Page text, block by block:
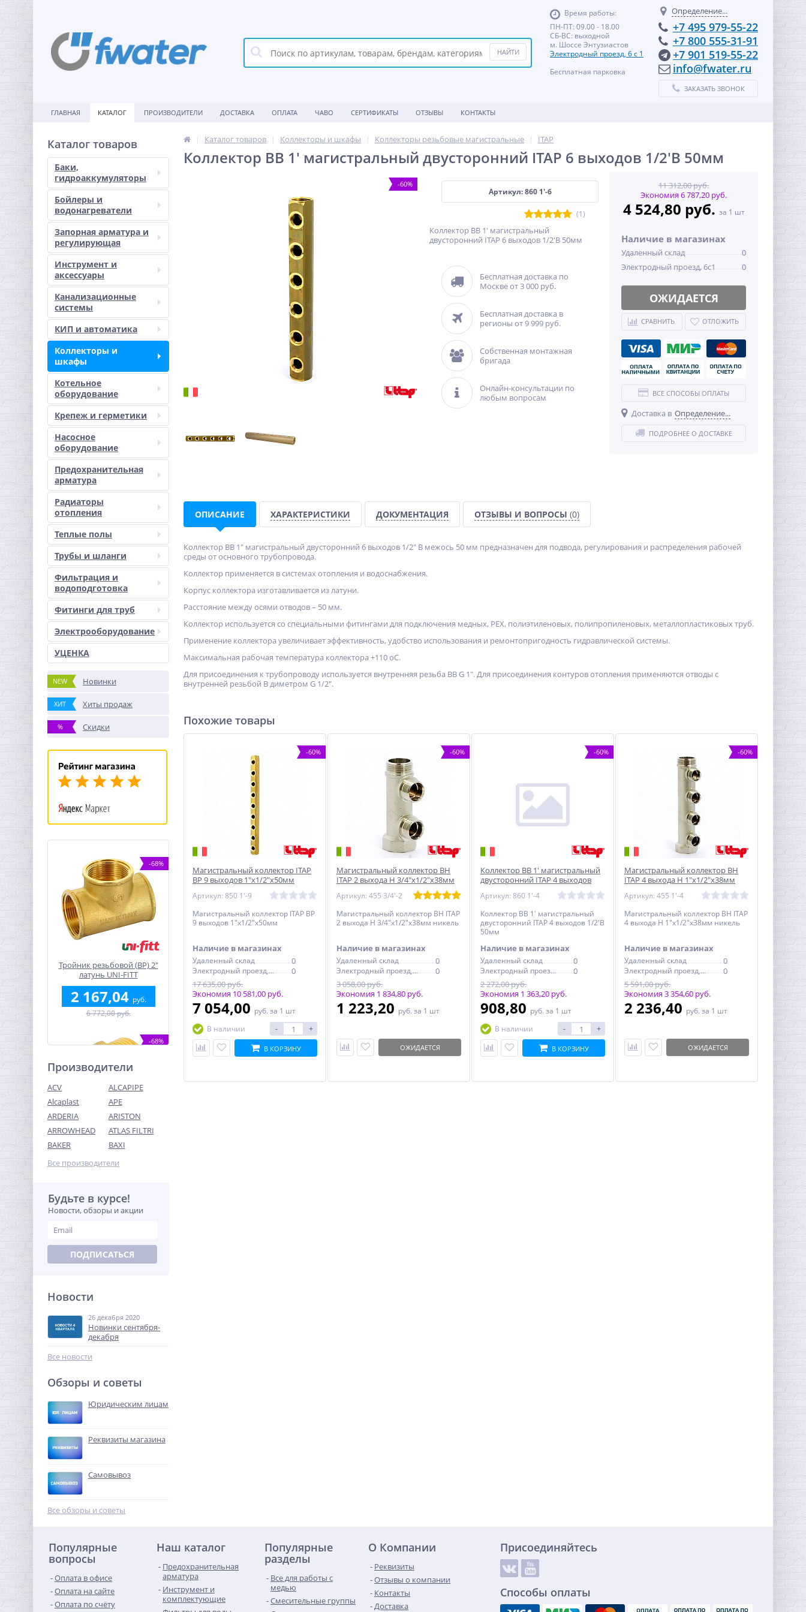
Время работы:
ПН-ПТ: 09.00 - 18.00
СБ-ВС: выходной
м. Шоссе Энтузиастов
Электродный проезд, 6 с 1
Бесплатная парковка
Определение...
+7 495 979-55-22
+7 800 555-31-91
+7 901 519-55-22
info@fwater.ru
ЗАКАЗАТЬ ЗВОНОК
ГЛАВНАЯ КАТАЛОГ ПРОИЗВОДИТЕЛИ ДОСТАВКА ОПЛАТА ЧАВО СЕРТИФИКАТЫ ОТЗЫВЫ КОНТАКТЫ
Каталог товаров
Баки,
гидроаккумуляторы
Бойлеры и
водонагреватели
Запорная арматура и
регулирующая
Инструмент и
аксессуары
Канализационные
системы
КИП и автоматика
Коллекторы и
шкафы
Котельное
оборудование
Крепеж и герметики
Насосное
оборудование
Предохранительная
арматура
Радиаторы
отопления
Теплые полы
Трубы и шланги
Фильтрация и
водоподготовка
Фитинги для труб
Электрооборудование
УЦЕНКА
NEW Новинки
ХИТ Хиты продаж
% Скидки
-68%
Тройник резьбовой (ВР) 2"
латунь UNI-FITT
2 167,04 руб.
6 772,00 руб.
-68%
Ниппель резьбовой 1" (НР)
латунь UNI-FITT
238,08
Модуль Neptun Smart Tuya
для удаленного
управления
15 768,96
Ниппель резьбовой 3/8" x
3/8" (НР) латунь UNI-FITT
242,00 руб.
-68%
Производители
ACV
ALCAPIPE
Alcaplast
APE
ARDERIA
ARISTON
ARROWHEAD
ATLAS FILTRI
BAKER
BAXI
Все производители
Будьте в курсе!
Новости, обзоры и акции
ПОДПИСАТЬСЯ
Новости
26 декабря 2020
Новинки сентября-
декабря
Все новости
Обзоры и советы
Юридическим лицам
Реквизиты магазина
Самовывоз
Все обзоры и советы
Каталог товаров Коллекторы и шкафы Коллекторы резьбовые магистральные ITAP
Коллектор ВВ 1' магистральный двусторонний ITAP 6 выходов 1/2'В 50мм
-60%
Артикул: 860 1'-6
(1)
Коллектор ВВ 1' магистральный
двусторонний ITAP 6 выходов 1/2'В 50мм
Бесплатная доставка по
Москве от 3 000 руб.
Бесплатная доставка в
регионы от 9 999 руб.
Собственная монтажная
бригада
Онлайн-консультации по
любым вопросам
11 312,00 руб.
Экономия 6 787,20 руб.
4 524,80 руб. за 1 шт
Наличие в магазинах
Удаленный склад
0
Электродный проезд, 6с1
0
ОЖИДАЕТСЯ
СРАВНИТЬ ОТЛОЖИТЬ
ВСЕ СПОСОБЫ ОПЛАТЫ
Доставка в Определение...
ПОДРОБНЕЕ О ДОСТАВКЕ
ОПИСАНИЕ ХАРАКТЕРИСТИКИ ДОКУМЕНТАЦИЯ ОТЗЫВЫ И ВОПРОСЫ (0)
Коллектор BB 1" магистральный двусторонний 6 выходов 1/2" B межось 50 мм предназначен для подвода, регулирования и распределения рабочей
среды от основного трубопровода.
Коллектор применяется в системах отопления и водоснабжения.
Корпус коллектора изготавливается из латуни.
Расстояние между осями отводов – 50 мм.
Коллектор используется со специальными фитингами для подключения медных, PEX, полиэтиленовых, полипропиленовых, металлопластиковых труб.
Применение коллектора увеличивает эффективность, удобство использования и ремонтопригодность гидравлической системы.
Максимальная рабочая температура коллектора +110 оС.
Для присоединения к трубопроводу используется внутренняя резьба BB G 1". Для присоединения контуров отопления применяются отводы с
внутренней резьбой B диметром G 1/2".
Похожие товары
-60%
Магистральный коллектор ITAP
ВР 9 выходов 1"х1/2"х50мм
Артикул: 850 1'-9
Магистральный коллектор ITAP ВР
9 выходов 1"х1/2"х50мм
Наличие в магазинах
Удаленный склад 0
Электродный проезд, 6с1
0
17 635,00 руб.
Экономия 10 581,00 руб.
7 054,00 руб. за 1 шт
В наличии
- +
В КОРЗИНУ
-60%
Магистральный коллектор ВН
ITAP 2 выхода Н 3/4"х1/2"х38мм
Артикул: 455 3/4'-2
Магистральный коллектор ВН ITAP
2 выхода Н 3/4"х1/2"х38мм никель
Наличие в магазинах
Удаленный склад 0
Электродный проезд, 6с1
0
3 058,00 руб.
Экономия 1 834,80 руб.
1 223,20 руб. за 1 шт
ОЖИДАЕТСЯ
-60%
Коллектор ВВ 1' магистральный
двусторонний ITAP 4 выходов
Артикул: 860 1'-4
Коллектор ВВ 1' магистральный
двусторонний ITAP 4 выходов 1/2'В
50мм
Наличие в магазинах
Удаленный склад 0
Электродный проезд, 6с1
0
2 272,00 руб.
Экономия 1 363,20 руб.
908,80 руб. за 1 шт
В наличии
- +
В КОРЗИНУ
-60%
Магистральный коллектор ВН
ITAP 4 выхода Н 1"х1/2"х38мм
Артикул: 455 1'-4
Магистральный коллектор ВН ITAP
4 выхода Н 1"х1/2"х38мм никель
Наличие в магазинах
Удаленный склад 0
Электродный проезд, 6с1
0
5 591,00 руб.
Экономия 3 354,60 руб.
2 236,40 руб. за 1 шт
ОЖИДАЕТСЯ
Популярные
вопросы
Оплата в офисе
Оплата на сайте
Оплата по счёту
Наш каталог
Предохранительная
арматура
Инструмент и
комплектующие
Популярные
разделы
Все для работы с
медью
Смесительные группы
О Компании
Реквизиты
Отзывы о компании
Контакты
Доставка
Присоединяйтесь
Способы оплаты